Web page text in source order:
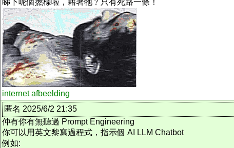
睇下呢個撚樣啦，藉著牠﹖只有死路一條！
internet afbeelding
匿名 2025/6/2 21:35
仲有你有無聽過 Prompt Engineering
你可以用英文黎寫過程式，指示個 AI LLM Chatbot
例如: